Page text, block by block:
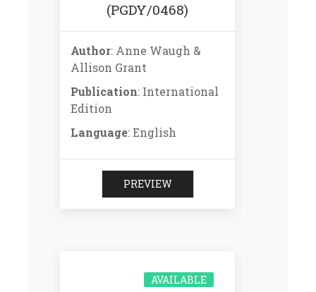
(PGDY/0468)
Author: Anne Waugh &
Allison Grant
Publication: International
Edition
Language: English
PREVIEW
AVAILABLE